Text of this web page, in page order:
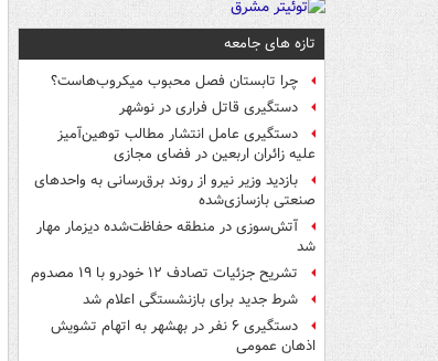
تازه های جامعه
چرا تابستان فصل محبوب میکروب‌هاست؟
دستگیری قاتل فراری در نوشهر
دستگیری عامل انتشار مطالب توهین‌آمیز
علیه زائران اربعین در فضای مجازی
بازدید وزیر نیرو از روند برق‌رسانی به واحدهای
صنعتی بازسازی‌شده
آتش‌سوزی در منطقه حفاظت‌شده دیزمار مهار
شد
تشریح جزئیات تصادف ۱۲ خودرو با ۱۹ مصدوم
شرط جدید برای بازنشستگی اعلام شد
دستگیری ۶ نفر در بهشهر به اتهام تشویش
اذهان عمومی